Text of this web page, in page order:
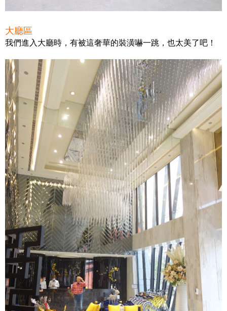
大廳區
我們進入大廳時，有被這奢華的裝潢嚇一跳，也太美了吧！